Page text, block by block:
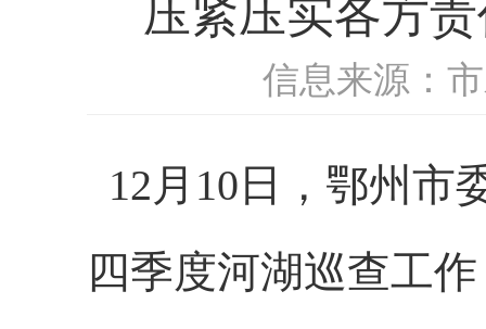
压紧压实各方
信息来源：
12月10日，鄂州市
四季度河湖巡查工